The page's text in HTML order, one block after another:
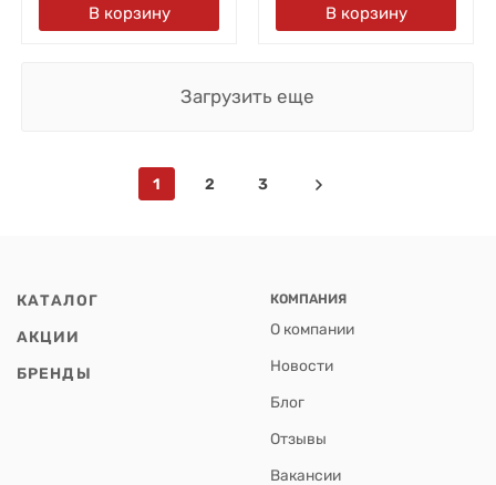
В корзину В корзину
Загрузить еще
1 2 3
КАТАЛОГ
АКЦИИ
БРЕНДЫ
КОМПАНИЯ
О компании
Новости
Блог
Отзывы
Вакансии